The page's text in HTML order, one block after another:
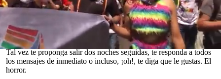
seconds
hay un flirteo excitante, corazones que se tambalean cuando te
mandan mensajes y quizás un toque de hacerse el duro (Dios no
quiera que pongas las cartas sobre la mesa).
Pero luego. Entonces la persona se vuelve demasiado entusiasta.
Tal vez te proponga salir dos noches seguidas, te responda a todos
los mensajes de inmediato o incluso, ¡oh!, te diga que le gustas. El
horror.